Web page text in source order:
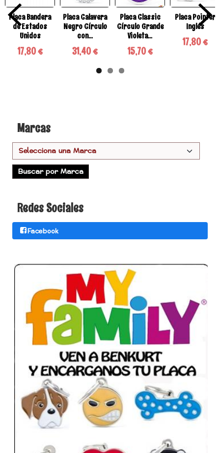
Marcas
Redes Sociales
Facebook
Placa Bandera
de Estados
Unidos
17,80 €
Placa Calavera
Negro Círculo
con...
31,40 €
Placa Classic
Círculo Grande
Violeta...
15,70 €
Placa Pointer
Inglés
17,80 €